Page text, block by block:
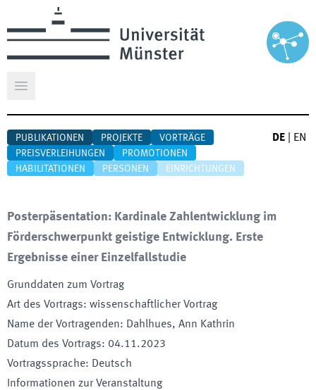
Hauptmenü öffnen
PUBLIKATIONEN PROJEKTE
VORTRÄGE
PREISVERLEIHUNGEN
PROMOTIONEN
HABILITATIONEN
PERSONEN EINRICHTUNGEN
DE EN
Posterpäsentation: Kardinale Zahlentwicklung im
Förderschwerpunkt geistige Entwicklung. Erste
Ergebnisse einer Einzelfallstudie
Grunddaten zum Vortrag
Art des Vortrags: wissenschaftlicher Vortrag
Name der Vortragenden: Dahlhues, Ann Kathrin
Datum des Vortrags: 04.11.2023
Vortragssprache: Deutsch
Informationen zur Veranstaltung